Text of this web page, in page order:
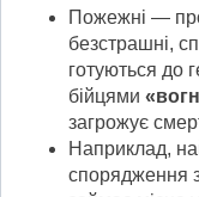
Пожежні —
безстрашні,
готуються до
бійцями
загрожує
Наприклад,
спорядження